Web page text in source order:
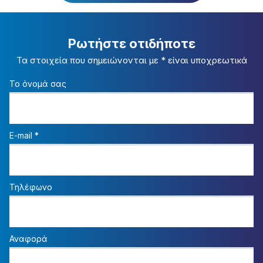
Ρωτήστε οτιδήποτε
Τα στοιχεία που σημειώνονται με * είναι υποχρεωτικά
Το όνομά σας
E-mail *
Τηλέφωνο
Αναφορά